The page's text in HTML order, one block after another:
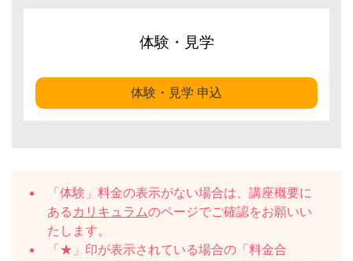
体験・見学
体験・見学 申込
「体験」料金の表示がない場合は、講座概要に
ある カリキュラムのページでご確認をお願いい
たします。
「★」印が表示されている場合の「料金合